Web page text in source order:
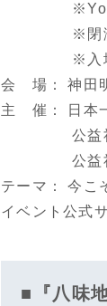
※閉演時間
※入場
会 場： 神田
主 催： 日本
公益社団法
公益社団法
テーマ： 今こ
イベント公式
■『八味